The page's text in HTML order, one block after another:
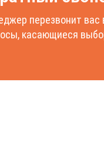
касающиеся